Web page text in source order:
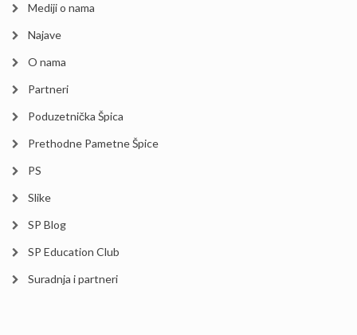
Mediji o nama
Najave
O nama
Partneri
Poduzetnička Špica
Prethodne Pametne Špice
PS
Slike
SP Blog
SP Education Club
Suradnja i partneri